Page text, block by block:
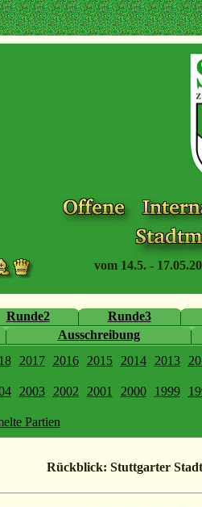
vom 14.5. -
Runde2
Runde3
Ausschreibung
2017 2016 2015 2014 2013
2003 2002 2001 2000 1999
Partien
Rückblick: Stuttgarter